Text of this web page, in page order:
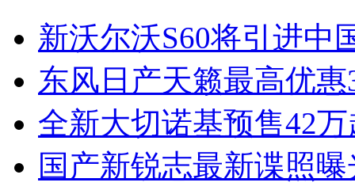
新沃尔沃S60将引进中
东风日产天籁最高优
全新大切诺基预售42
国产新锐志最新谍照